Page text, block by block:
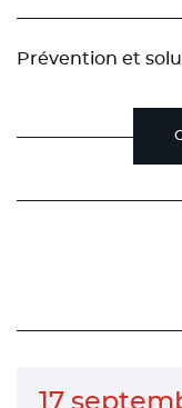
Prévention et
17